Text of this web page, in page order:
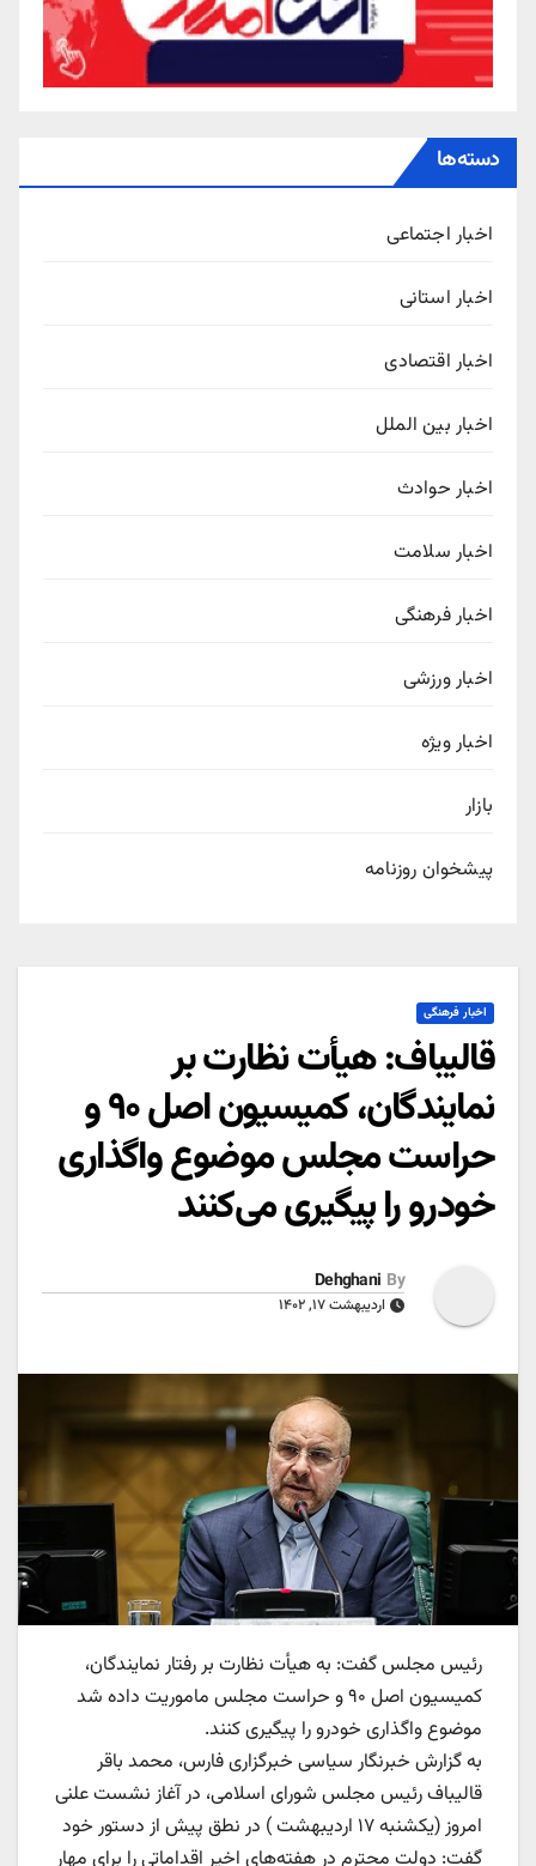
دسته‌ها
اخبار اجتماعی
اخبار استانی
اخبار اقتصادی
اخبار بین الملل
اخبار حوادث
اخبار سلامت
اخبار فرهنگی
اخبار ورزشی
اخبار ویژه
بازار
پیشخوان روزنامه
اخبار فرهنگی
قالیباف: هیأت نظارت‌ بر
نمایندگان، کمیسیون اصل ۹۰ و
حراست مجلس موضوع واگذاری
خودرو را پیگیری می‌کنند
By
Dehghani
اردیبهشت ۱۷, ۱۴۰۲
رئیس مجلس گفت: به هیأت نظارت‌ بر رفتار نمایندگان،
کمیسیون اصل ۹۰ و حراست مجلس ماموریت داده شد
موضوع واگذاری خودرو را پیگیری کنند.
به گزارش خبرنگار سیاسی خبرگزاری فارس، محمد باقر
قالیباف رئیس مجلس شورای اسلامی، در آغاز نشست علنی
امروز (یکشنبه ۱۷ اردیبهشت ) در نطق پیش از دستور خود
گفت: دولت محترم در هفته‌های اخیر اقداماتی را برای مهار